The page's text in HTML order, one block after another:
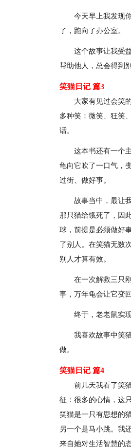
今天早上我发现
了，跑向了办公室。
这个故事让我受
帮助他人，总会得到
笑猫日记 篇3
大家有见过会笑
多种笑：微笑、狂笑
话。
这本书还有一个
龟向它吹了一口气，
过街、做好事。
故事当中，最让
那只猫给饿死了，因
球，前提是必须做好
了别人。在笑猫无数
别人才算有效。
在一次解救三只
事，万年龟会让它变
终于，老老鼠实
我喜欢故事中笑
做。
笑猫日记 篇4
前几天我看了笑
征：很多的心情，这
笑猫是一只有思想的
另一个是马小跳。我
来自她对生活智慧的